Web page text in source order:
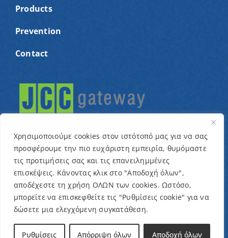
Χρησιμοποιούμε cookies στον ιστότοπό μας για να σας
προσφέρουμε την πιο ευχάριστη εμπειρία, θυμόμαστε
τις προτιμήσεις σας και τις επανειλημμένες
επισκέψεις. Κάνοντας κλικ στο "Αποδοχή όλων",
αποδέχεστε τη χρήση ΟΛΩΝ των cookies. Ωστόσο,
μπορείτε να επισκεφθείτε τις "Ρυθμίσεις cookie" για να
δώσετε μια ελεγχόμενη συγκατάθεση.
Ρυθμίσεις Απόρριψη όλων Αποδοχή όλων
Products
Prevention
Contact
© Copyright 2022 – Cyprus Association for children
with cancer and related conditions “One Dream One
Wish” / Designed & Developed byNETinfo Plc
Terms and Conditions|Privacy Policy